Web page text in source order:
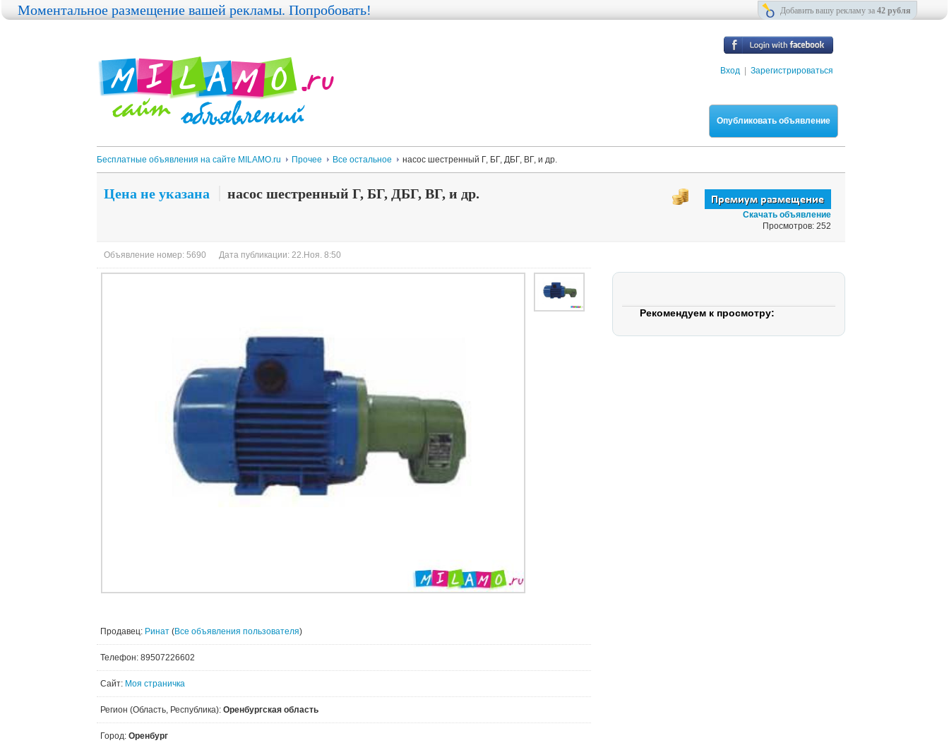
Вход Зарегистрироваться
Опубликовать объявление
Бесплатные объявления на сайте MILAMO.ru Прочее Все остальное насос шестренный Г, БГ, ДБГ, ВГ, и др.
Цена не указана насос шестренный Г, БГ, ДБГ, ВГ, и др.
Скачать объявление
Просмотров: 252
Объявление номер: 5690 Дата публикации: 22.Ноя. 8:50
Продавец: Ринат (Все объявления пользователя)
Телефон: 89507226602
Сайт: Моя страничка
Регион (Область, Республика): Оренбургская область
Город: Оренбург
Моментальное размещение вашей рекламы. Попробовать! Добавить вашу рекламу за 42 рубля
Рекомендуем к просмотру: